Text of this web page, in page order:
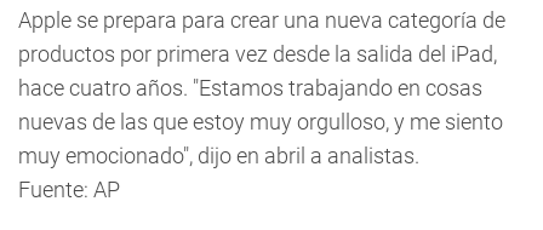
Apple se prepara para crear una nueva categoría de
productos por primera vez desde la salida del iPad,
hace cuatro años. "Estamos trabajando en cosas
nuevas de las que estoy muy orgulloso, y me siento
muy emocionado", dijo en abril a analistas.
Fuente: AP